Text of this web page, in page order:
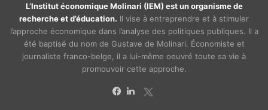
L’Institut économique Molinari (IEM) est un organisme de
recherche et d’éducation. Il vise à entreprendre et à stimuler
l’approche économique dans l’analyse des politiques publiques. Il a
été baptisé du nom de Gustave de Molinari. Économiste et
journaliste franco-belge, il a lui-même oeuvré toute sa vie à
promouvoir cette approche.